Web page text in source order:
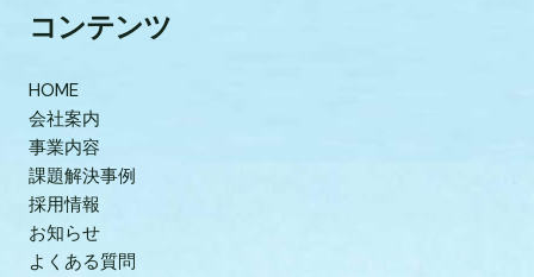
コンテンツ
HOME
会社案内
事業内容
課題解決事例
採用情報
お知らせ
よくある質問